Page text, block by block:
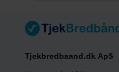
Tjekbredbaand.dk ApS